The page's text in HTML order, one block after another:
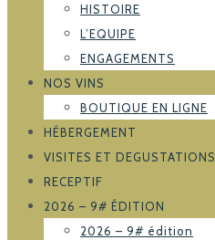
HISTOIRE
L’EQUIPE
ENGAGEMENTS
NOS VINS
BOUTIQUE EN LIGNE
HÉBERGEMENT
VISITES ET DEGUSTATIONS
RECEPTIF
2026 – 9# ÉDITION
2026 – 9# édition